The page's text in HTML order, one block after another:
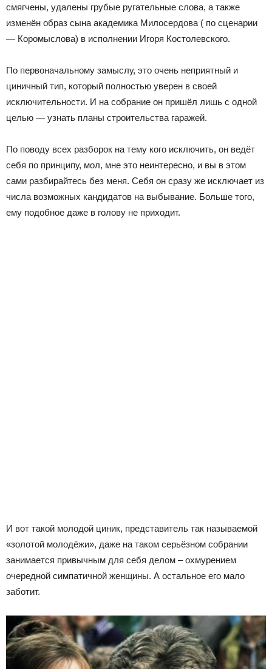
смягчены, удалены грубые ругательные слова, а также
изменён образ сына академика Милосердова ( по сценарии
— Коромыслова) в исполнении Игоря Костолевского.
По первоначальному замыслу, это очень неприятный и
циничный тип, который полностью уверен в своей
исключительности. И на собрание он пришёл лишь с одной
целью — узнать планы строительства гаражей.
По поводу всех разборок на тему кого исключить, он ведёт
себя по принципу, мол, мне это неинтересно, и вы в этом
сами разбирайтесь без меня. Себя он сразу же исключает из
числа возможных кандидатов на выбывание. Больше того,
ему подобное даже в голову не приходит.
И вот такой молодой циник, представитель так называемой
«золотой молодёжи», даже на таком серьёзном собрании
занимается привычным для себя делом – охмурением
очередной симпатичной женщины. А остальное его мало
заботит.